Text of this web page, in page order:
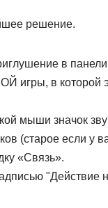
решение.
в
игры, в которой
мыши значок
(старое если у
«Связь».
"Действие